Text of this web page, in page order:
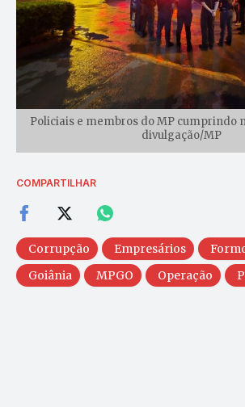
Policiais e membros do MP cumprindo
divulgação/MP
COMPARTILHAR
Corrupção Empresários
Goiânia
MPGO Operação